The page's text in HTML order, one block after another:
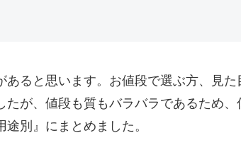
あると思います。お値段で選ぶ方、見
が、値段も質もバラバラであるため、
別』にまとめました。